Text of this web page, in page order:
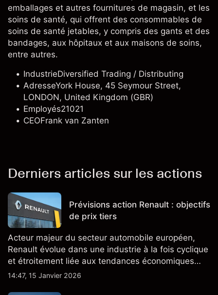
emballages et autres fournitures de magasin, et les
soins de santé, qui offrent des consommables de
soins de santé jetables, y compris des gants et des
bandages, aux hôpitaux et aux maisons de soins,
entre autres.
IndustrieDiversified Trading / Distributing
AdresseYork House, 45 Seymour Street,
LONDON, United Kingdom (GBR)
Employés21021
CEOFrank van Zanten
Derniers articles sur les actions
Prévisions action Renault : objectifs
de prix tiers
Acteur majeur du secteur automobile européen,
Renault évolue dans une industrie à la fois cyclique
et étroitement liée aux tendances économiques
générales.
14:47, 15 Janvier 2026